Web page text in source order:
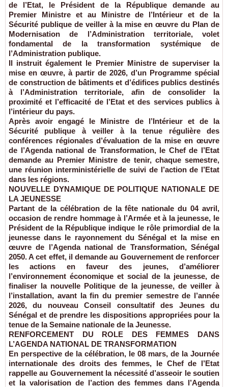
de l’Etat, le Président de la République demande au
Premier Ministre et au Ministre de l’Intérieur et de la
Sécurité publique de veiller à la mise en œuvre du Plan de
Modernisation de l’Administration territoriale, volet
fondamental de la transformation systémique de
l’Administration publique.
Il instruit également le Premier Ministre de superviser la
mise en œuvre, à partir de 2026, d’un Programme spécial
de construction de bâtiments et d’édifices publics destinés
à l’Administration territoriale, afin de consolider la
proximité et l’efficacité de l’Etat et des services publics à
l’intérieur du pays.
Après avoir engagé le Ministre de l’Intérieur et de la
Sécurité publique à veiller à la tenue régulière des
conférences régionales d’évaluation de la mise en œuvre
de l’Agenda national de Transformation, le Chef de l’Etat
demande au Premier Ministre de tenir, chaque semestre,
une réunion interministérielle de suivi de l’action de l’Etat
dans les régions.
NOUVELLE DYNAMIQUE DE POLITIQUE NATIONALE DE
LA JEUNESSE
Partant de la célébration de la fête nationale du 04 avril,
occasion de rendre hommage à l’Armée et à la jeunesse, le
Président de la République indique le rôle primordial de la
jeunesse dans le rayonnement du Sénégal et la mise en
œuvre de l’Agenda national de Transformation, Sénégal
2050. A cet effet, il demande au Gouvernement de renforcer
les actions en faveur des jeunes, d’améliorer
l’environnement économique et social de la jeunesse, de
finaliser la nouvelle Politique de la jeunesse, de veiller à
l’installation, avant la fin du premier semestre de l’année
2026, du nouveau Conseil consultatif des Jeunes du
Sénégal et de prendre les dispositions appropriées pour la
tenue de la Semaine nationale de la Jeunesse.
RENFORCEMENT DU ROLE DES FEMMES DANS
L’AGENDA NATIONAL DE TRANSFORMATION
En perspective de la célébration, le 08 mars, de la Journée
internationale des droits des femmes, le Chef de l’Etat
rappelle au Gouvernement la nécessité d’asseoir le soutien
et la valorisation de l’action des femmes dans l’Agenda